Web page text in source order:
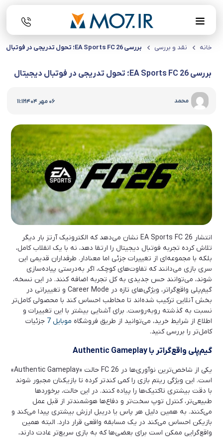
خانه نقد و بررسی بررسی EA Sports FC 26؛ تحول تدریجی در فوتبال دیجیتال
بررسی EA Sports FC 26؛ تحول تدریجی در فوتبال دیجیتال
محمد 06 مهر 1404 |
11:12
انتشار EA Sports FC 26 نشان می‌دهد که الکترونیک آرتز بار دیگر
تلاش کرده تجربه فوتبال دیجیتال را ارتقا دهد، نه با یک انقلاب کامل،
بلکه با مجموعه‌ای از تغییرات جزئی اما معنادار. طرفداران قدیمی این
سری بازی می‌دانند که تفاوت‌های کوچک، اگر به‌درستی پیاده‌سازی
شوند، می‌توانند حس جدیدی به کل تجربه اضافه کنند. در این نسخه،
گیم‌پلی واقع‌گراتر، ویژگی‌های تازه در Career Mode و تغییراتی در
بخش آنلاین ترکیب شده‌اند تا مخاطب احساس کند با محصولی کامل‌تر
نسبت به گذشته روبه‌روست. برای آشنایی بیشتر با این تغییرات و
اطلاع از شرایط خرید، می‌توانید از طریق فروشگاه موبایل 7
جزئیات
کامل‌تر را بررسی کنید.
گیم‌پلی واقع‌گراتر با
یکی از شاخص‌ترین نوآوری‌ها در FC 26 حالت «Authentic Gameplay»
است. این ویژگی ریتم بازی را کمی کندتر کرده تا بازیکنان مجبور شوند
با دقت بیشتری تاکتیک‌ها را پیاده کنند. در این حالت، برخوردها
طبیعی‌تر، کنترل توپ سخت‌تر و دفاع‌ها هوشمندتر از قبل عمل
می‌کنند. به همین دلیل هر پاس یا دریبل ارزش بیشتری پیدا می‌کند و
بازیکن احساس می‌کند در یک مسابقه واقعی قرار دارد. البته همین
واقع‌گرایی ممکن است برای بعضی‌ها که به بازی سریع‌تر عادت دارند،